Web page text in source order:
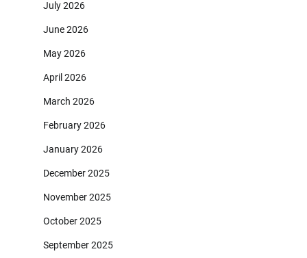
July 2026
June 2026
May 2026
April 2026
March 2026
February 2026
January 2026
December 2025
November 2025
October 2025
September 2025